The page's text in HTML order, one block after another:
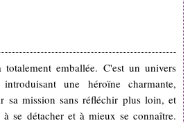
emballée. C'est un univers
une héroïne charmante,
sa mission sans réfléchir plus loin, et
se détacher et à mieux se connaître.